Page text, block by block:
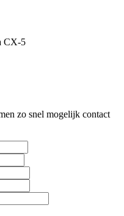
CX-5
zo snel mogelijk contact